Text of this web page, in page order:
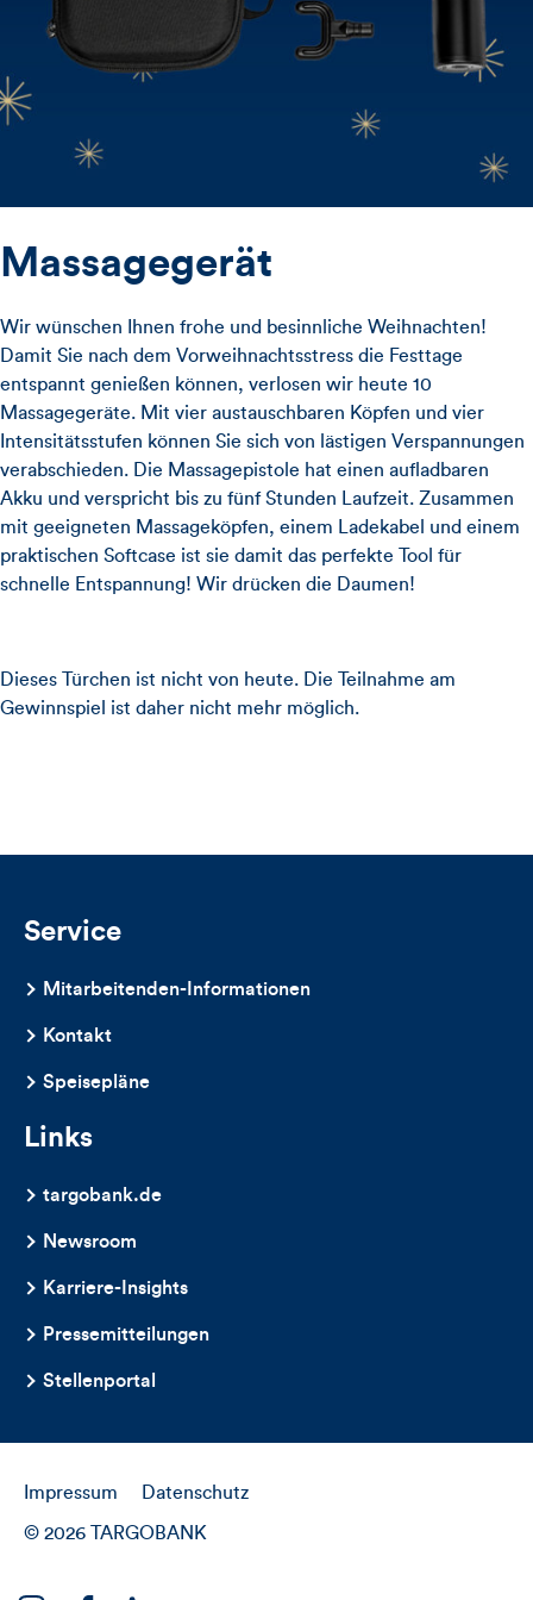
Massagegerät
Wir wünschen Ihnen frohe und besinnliche Weihnachten!
Damit Sie nach dem Vorweihnachtsstress die Festtage
entspannt genießen können, verlosen wir heute 10
Massagegeräte. Mit vier austauschbaren Köpfen und vier
Intensitätsstufen können Sie sich von lästigen Verspannungen
verabschieden. Die Massagepistole hat einen aufladbaren
Akku und verspricht bis zu fünf Stunden Laufzeit. Zusammen
mit geeigneten Massageköpfen, einem Ladekabel und einem
praktischen Softcase ist sie damit das perfekte Tool für
schnelle Entspannung! Wir drücken die Daumen!
Dieses Türchen ist nicht von heute. Die Teilnahme am
Gewinnspiel ist daher nicht mehr möglich.
Service
Mitarbeitenden-Informationen
Kontakt
Speisepläne
Links
targobank.de
Newsroom
Karriere-Insights
Pressemitteilungen
Stellenportal
Impressum Datenschutz
© 2026 TARGOBANK